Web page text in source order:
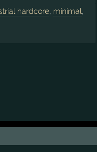
hardcore, minimal,